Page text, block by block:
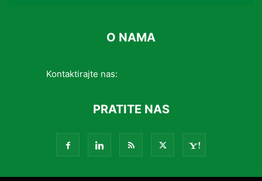
O NAMA
Kontaktirajte nas:
PRATITE NAS